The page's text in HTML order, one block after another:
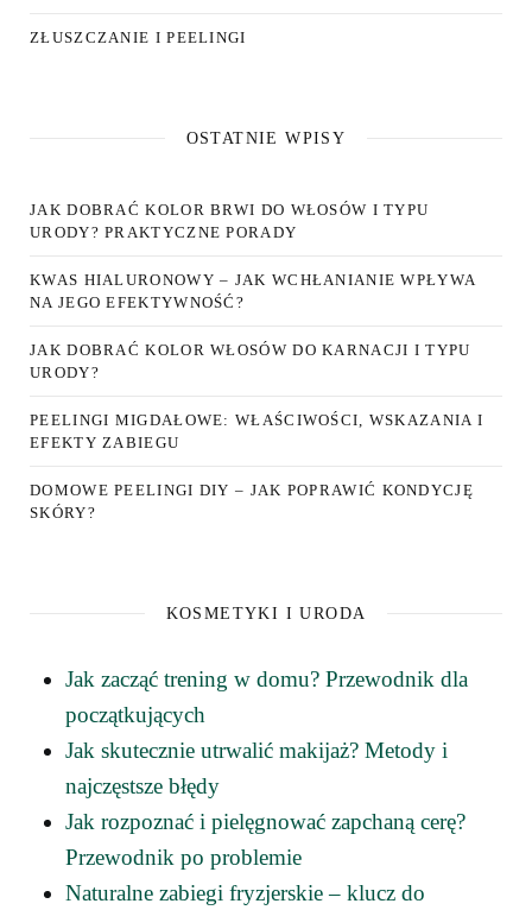
ZŁUSZCZANIE I PEELINGI
OSTATNIE WPISY
JAK DOBRAĆ KOLOR BRWI DO WŁOSÓW I TYPU
URODY? PRAKTYCZNE PORADY
KWAS HIALURONOWY – JAK WCHŁANIANIE WPŁYWA
NA JEGO EFEKTYWNOŚĆ?
JAK DOBRAĆ KOLOR WŁOSÓW DO KARNACJI I TYPU
URODY?
PEELINGI MIGDAŁOWE: WŁAŚCIWOŚCI, WSKAZANIA I
EFEKTY ZABIEGU
DOMOWE PEELINGI DIY – JAK POPRAWIĆ KONDYCJĘ
SKÓRY?
KOSMETYKI I URODA
Jak zacząć trening w domu? Przewodnik dla
początkujących
Jak skutecznie utrwalić makijaż? Metody i
najczęstsze błędy
Jak rozpoznać i pielęgnować zapchaną cerę?
Przewodnik po problemie
Naturalne zabiegi fryzjerskie – klucz do